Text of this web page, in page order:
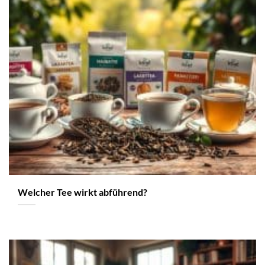
Welcher Tee wirkt abführend?